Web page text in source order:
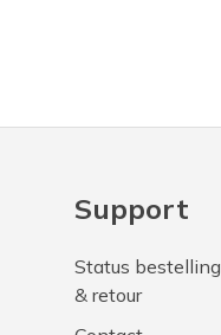
Support
Status bestelling
& retour